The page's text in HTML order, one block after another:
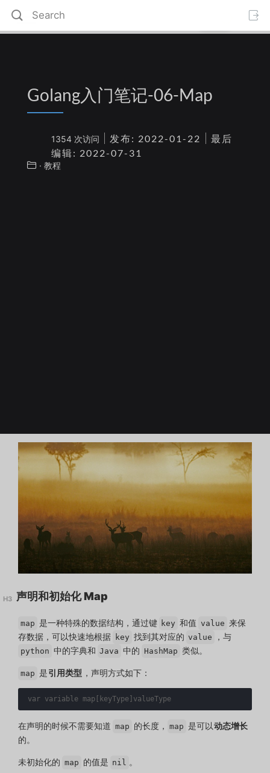
Golang入门笔记-06-Map
1354 次访问 发布: 2022-01-22
最后
编辑: 2022-07-31
· 教程
声明和初始化 Map
map 是一种特殊的数据结构，通过键 key 和值 value 来保
存数据，可以快速地根据 key 找到其对应的 value ，与
python 中的字典和 Java 中的 HashMap 类似。
map 是引用类型 ，声明方式如下：
var variable map[ keyType] valueType
在声明的时候不需要知道 map 的长度， map 是可以动态增长
的。
未初始化的 map 的值是 nil 。